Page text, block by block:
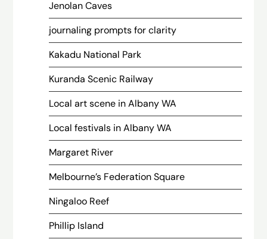
Jenolan Caves
journaling prompts for clarity
Kakadu National Park
Kuranda Scenic Railway
Local art scene in Albany WA
Local festivals in Albany WA
Margaret River
Melbourne’s Federation Square
Ningaloo Reef
Phillip Island